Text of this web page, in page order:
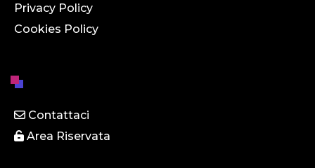
Privacy Policy
Cookies Policy
Contattaci
Area Riservata